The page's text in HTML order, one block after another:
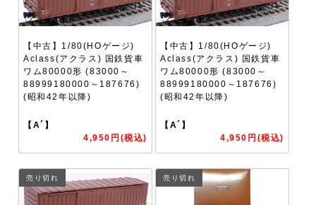
【中古】1/80(HOゲージ)
Aclass(アクラス) 国鉄貨車
ワム80000形 (83000～
88999180000～187676)
(昭和42年以降)
【A´】
4,950円(税込)
【中古】1/80(HOゲージ)
Aclass(アクラス) 国鉄貨車
ワム80000形 (83000～
88999180000～187676)
(昭和42年以降)
【A´】
4,950円(税込)
売り切れ 売り切れ